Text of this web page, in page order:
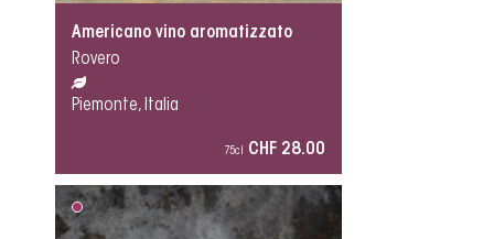
Americano vino aromatizzato
Rovero
Piemonte, Italia
75cl CHF 28.00